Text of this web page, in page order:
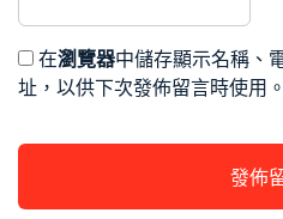
在瀏覽器中儲存顯示名稱、
址，以供下次發佈留言時使用。